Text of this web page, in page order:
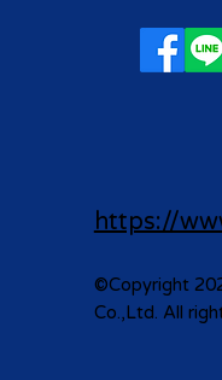
https://
©Copyright
Co.,Ltd. All